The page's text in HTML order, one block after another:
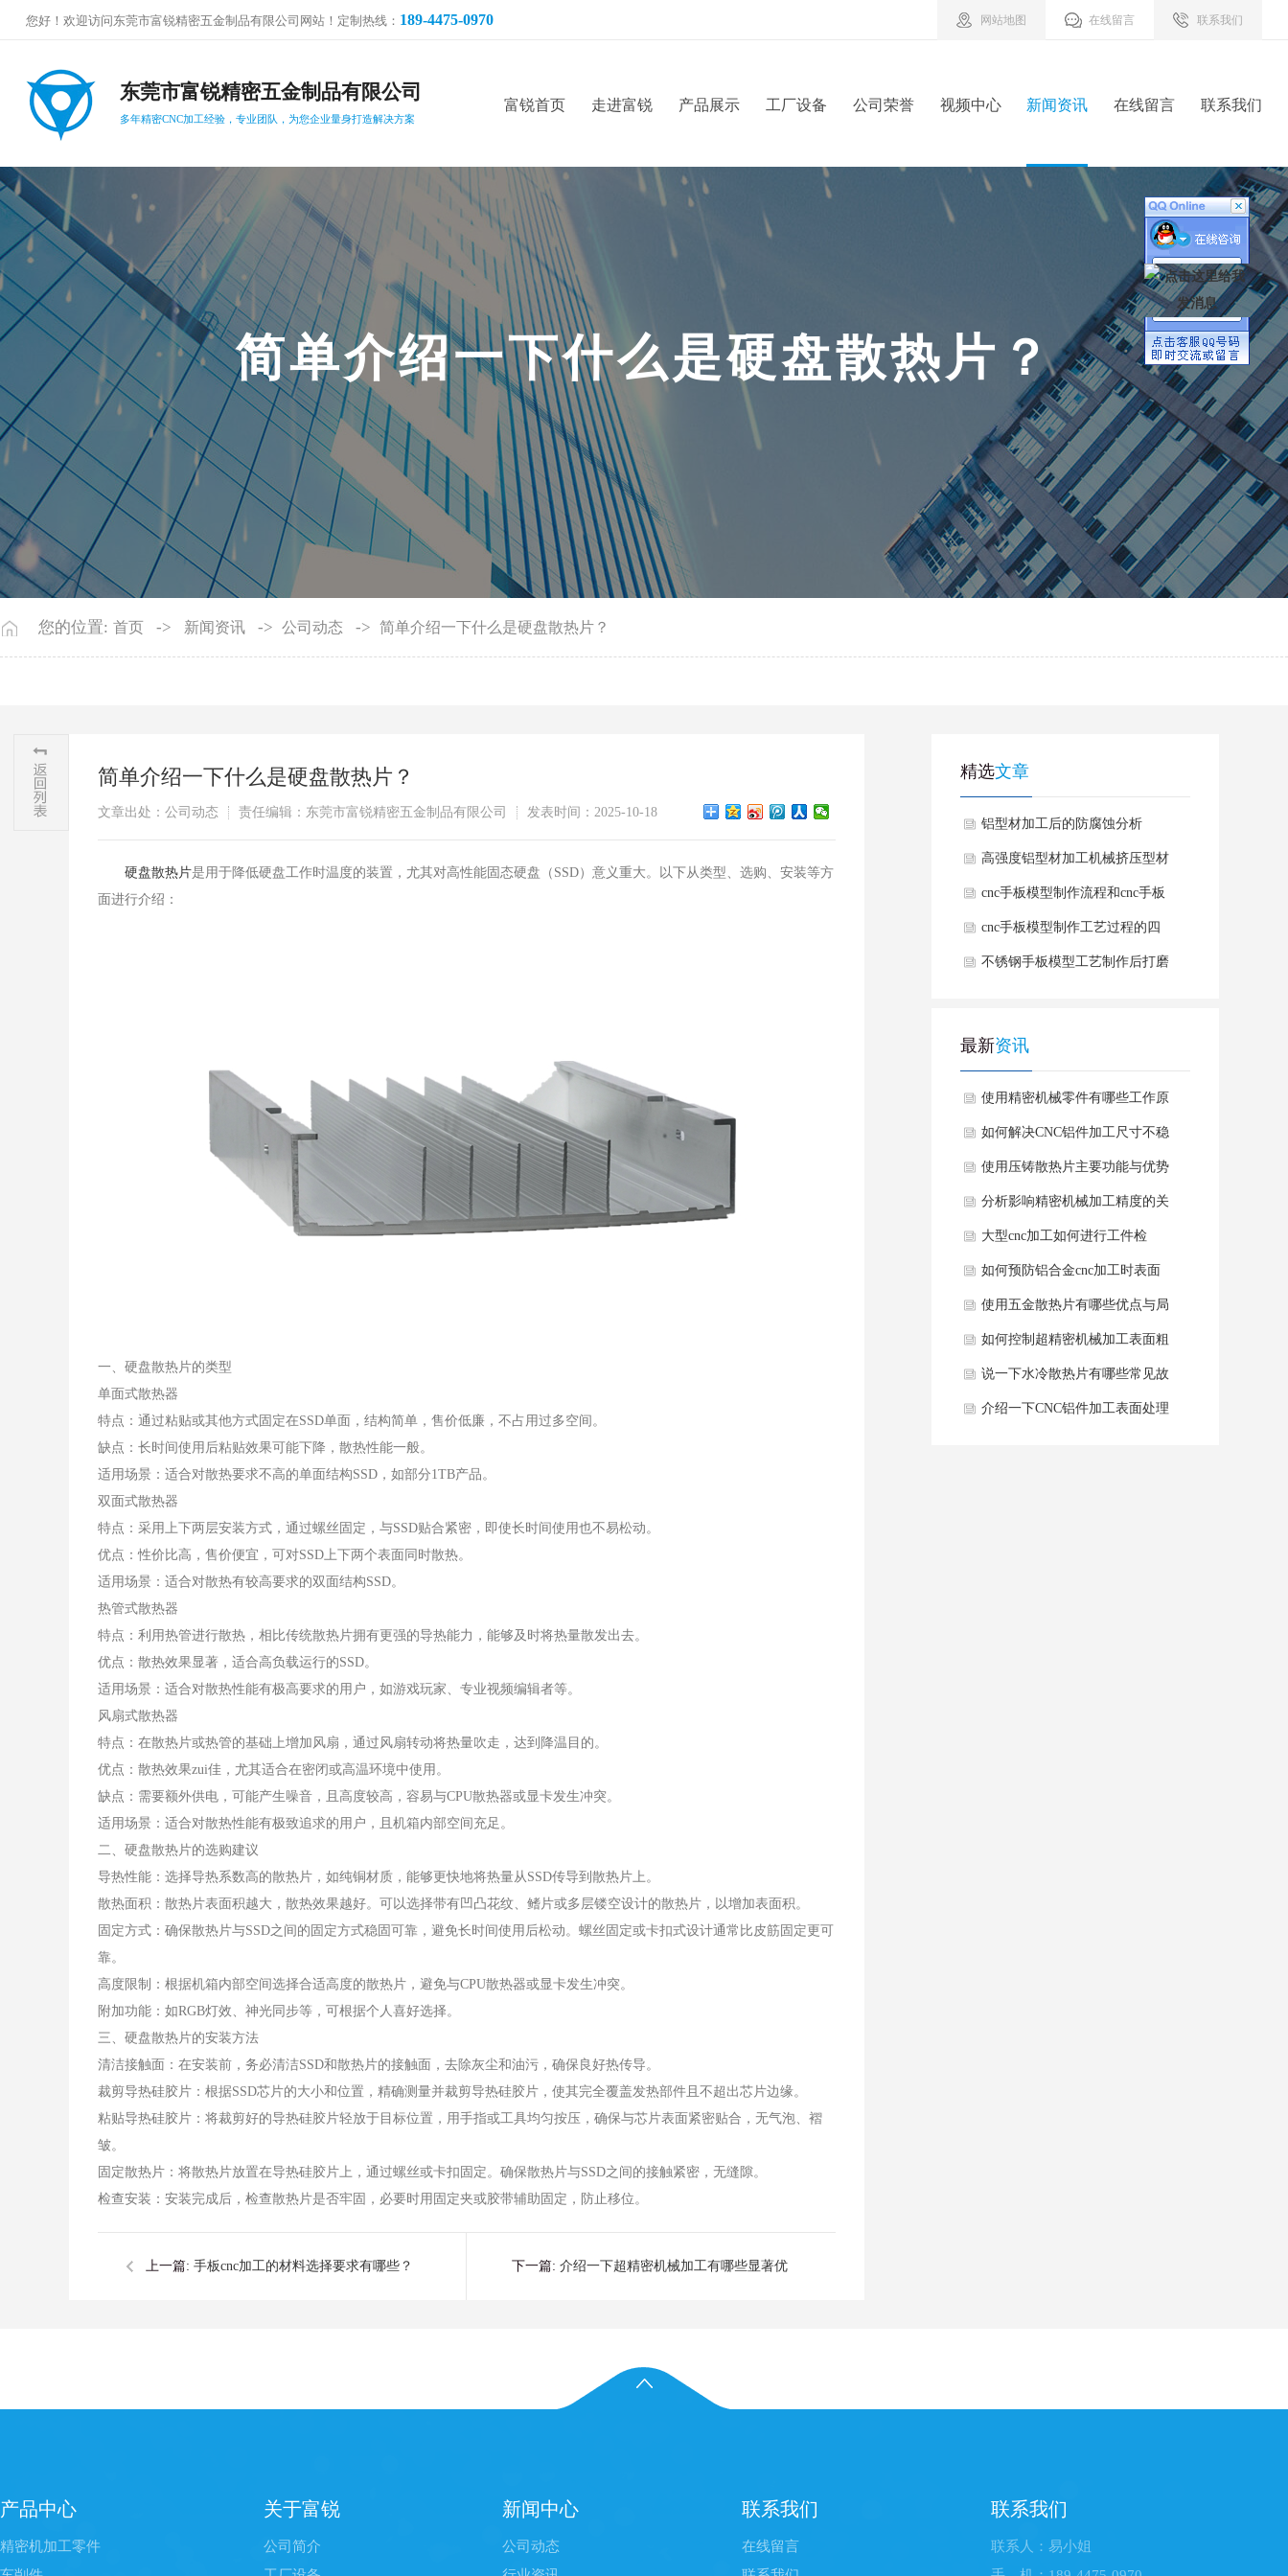
您好！欢迎访问东莞市富锐精密五金制品有限公司网站！定制热线： 189-4475-0970 网站地图 在线留言 联系我们
东莞市富锐精密五金制品有限公司
多年精密CNC加工经验，专业团队，为您企业量身打造解决方案
富锐首页 走进富锐 产品展示 工厂设备 公司荣誉 视频中心 新闻资讯 在线留言 联系我们
简单介绍一下什么是硬盘散热片 ？
您的位置: 首页 -> 新闻资讯 -> 公司动态 -> 简单介绍一下什么是硬盘散热片？
简单介绍一下什么是硬盘散热片？
文章出处：公司动态 责任编辑：东莞市富锐精密五金制品有限公司 发表时间：2025-10-18
​硬盘散热片是用于降低硬盘工作时温度的装置，尤其对高性能固态硬盘（SSD）意义重大。以下从类型、选购、安装等方
面进行介绍：
一、硬盘散热片的类型
单面式散热器
特点：通过粘贴或其他方式固定在SSD单面，结构简单，售价低廉，不占用过多空间。
缺点：长时间使用后粘贴效果可能下降，散热性能一般。
适用场景：适合对散热要求不高的单面结构SSD，如部分1TB产品。
双面式散热器
特点：采用上下两层安装方式，通过螺丝固定，与SSD贴合紧密，即使长时间使用也不易松动。
优点：性价比高，售价便宜，可对SSD上下两个表面同时散热。
适用场景：适合对散热有较高要求的双面结构SSD。
热管式散热器
特点：利用热管进行散热，相比传统散热片拥有更强的导热能力，能够及时将热量散发出去。
优点：散热效果显著，适合高负载运行的SSD。
适用场景：适合对散热性能有极高要求的用户，如游戏玩家、专业视频编辑者等。
风扇式散热器
特点：在散热片或热管的基础上增加风扇，通过风扇转动将热量吹走，达到降温目的。
优点：散热效果zui佳，尤其适合在密闭或高温环境中使用。
缺点：需要额外供电，可能产生噪音，且高度较高，容易与CPU散热器或显卡发生冲突。
适用场景：适合对散热性能有极致追求的用户，且机箱内部空间充足。
二、硬盘散热片的选购建议
导热性能：选择导热系数高的散热片，如纯铜材质，能够更快地将热量从SSD传导到散热片上。
散热面积：散热片表面积越大，散热效果越好。可以选择带有凹凸花纹、鳍片或多层镂空设计的散热片，以增加表面积。
固定方式：确保散热片与SSD之间的固定方式稳固可靠，避免长时间使用后松动。螺丝固定或卡扣式设计通常比皮筋固定更可
靠。
高度限制：根据机箱内部空间选择合适高度的散热片，避免与CPU散热器或显卡发生冲突。
附加功能：如RGB灯效、神光同步等，可根据个人喜好选择。
三、硬盘散热片的安装方法
清洁接触面：在安装前，务必清洁SSD和散热片的接触面，去除灰尘和油污，确保良好热传导。
裁剪导热硅胶片：根据SSD芯片的大小和位置，精确测量并裁剪导热硅胶片，使其完全覆盖发热部件且不超出芯片边缘。
粘贴导热硅胶片：将裁剪好的导热硅胶片轻放于目标位置，用手指或工具均匀按压，确保与芯片表面紧密贴合，无气泡、褶
皱。
固定散热片：将散热片放置在导热硅胶片上，通过螺丝或卡扣固定。确保散热片与SSD之间的接触紧密，无缝隙。
检查安装：安装完成后，检查散热片是否牢固，必要时用固定夹或胶带辅助固定，防止移位。
上一篇: 手板cnc加工的材料选择要求有哪些？ 下一篇: 介绍一下超精密机械加工有哪些显著优
精选文章
铝型材加工后的防腐蚀分析
高强度铝型材加工机械挤压型材
有哪些优势
cnc手板模型制作流程和cnc手板
模型制作的好处
cnc手板模型制作工艺过程的四
个加工阶段
不锈钢手板模型工艺制作后打磨
最新资讯
使用精密机械零件有哪些工作原
理要求？
如何解决CNC铝件加工尺寸不稳
定情况？
使用压铸散热片主要功能与优势
有哪些？
分析影响精密机械加工精度的关
键因素有哪些？
大型cnc加工如何进行工件检
测？
如何预防铝合金cnc加工时表面
产生毛刺？
使用五金散热片有哪些优点与局
限性？
如何控制超精密机械加工表面粗
糙度？
说一下水冷散热片有哪些常见故
障及解决方法？
介绍一下CNC铝件加工表面处理
产品中心
精密机加工零件
关于富锐
公司简介
新闻中心
公司动态
联系我们
在线留言
联系我们
联系人：易小姐